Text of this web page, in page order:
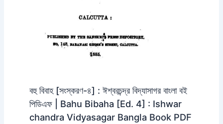
বহু বিবাহ [সংস্করণ-৪] : ঈশ্বরচন্দ্র বিদ্যাসাগর বাংলা বই
পিডিএফ | Bahu Bibaha [Ed. 4] : Ishwar
chandra Vidyasagar Bangla Book PDF